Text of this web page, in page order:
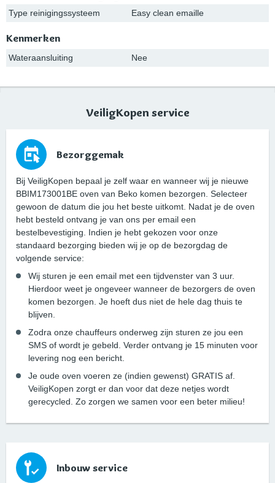
Type reinigingssysteem Easy clean emaille
Kenmerken
Wateraansluiting Nee
VeiligKopen service
Bezorggemak
Bij VeiligKopen bepaal je zelf waar en wanneer wij je nieuwe
BBIM173001BE oven van Beko komen bezorgen. Selecteer
gewoon de datum die jou het beste uitkomt. Nadat je de oven
hebt besteld ontvang je van ons per email een
bestelbevestiging. Indien je hebt gekozen voor onze
standaard bezorging bieden wij je op de bezorgdag de
volgende service:
Wij sturen je een email met een tijdvenster van 3 uur.
Hierdoor weet je ongeveer wanneer de bezorgers de oven
komen bezorgen. Je hoeft dus niet de hele dag thuis te
blijven.
Zodra onze chauffeurs onderweg zijn sturen ze jou een
SMS of wordt je gebeld. Verder ontvang je 15 minuten voor
levering nog een bericht.
Je oude oven voeren ze (indien gewenst) GRATIS af.
VeiligKopen zorgt er dan voor dat deze netjes wordt
gerecycled. Zo zorgen we samen voor een beter milieu!
Inbouw service